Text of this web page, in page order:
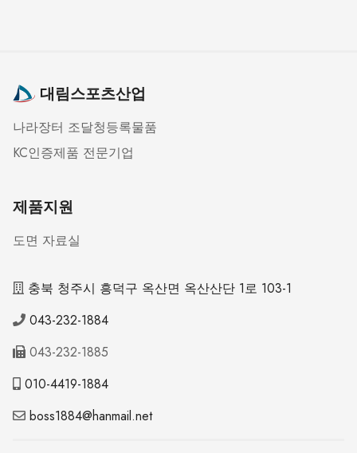
대림스포츠산업
나라장터 조달청등록물품
KC인증제품 전문기업
제품지원
도면 자료실
충북 청주시 흥덕구 옥산면 옥산산단 1로 103-1
043-232-1884
043-232-1885
010-4419-1884
boss1884@hanmail.net